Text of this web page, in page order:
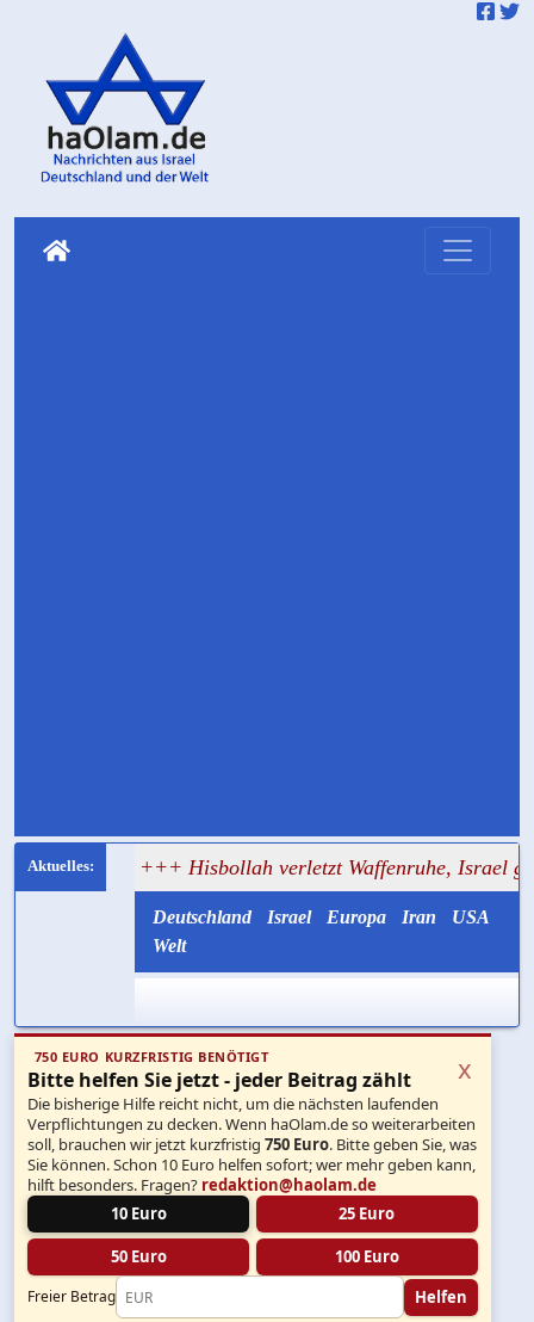
+++ Hisbollah verletzt Waffenruhe, Israel greift im
Deutschland Israel Europa Iran
USA
Welt
750 EURO KURZFRISTIG BENÖTIGT
Bitte helfen Sie jetzt - jeder Beitrag zählt
Die bisherige Hilfe reicht nicht, um die nächsten laufenden
Verpflichtungen zu decken. Wenn haOlam.de so weiterarbeiten
soll, brauchen wir jetzt kurzfristig750 Euro. Bitte geben Sie, was
Sie können. Schon 10 Euro helfen sofort; wer mehr geben kann,
hilft besonders. Fragen? redaktion@haolam.de
10 Euro
25 Euro
50 Euro 100 Euro
Freier Betrag Helfen
x